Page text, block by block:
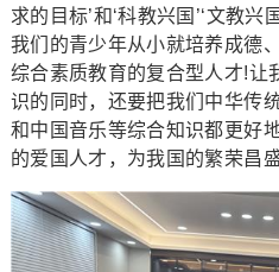
求的目标’和‘科教兴国’‘文教
我们的青少年从小就培养成德
综合素质教育的复合型人才!让
识的同时，还要把我们中华传
和中国音乐等综合知识都更好
的爱国人才，为我国的繁荣昌